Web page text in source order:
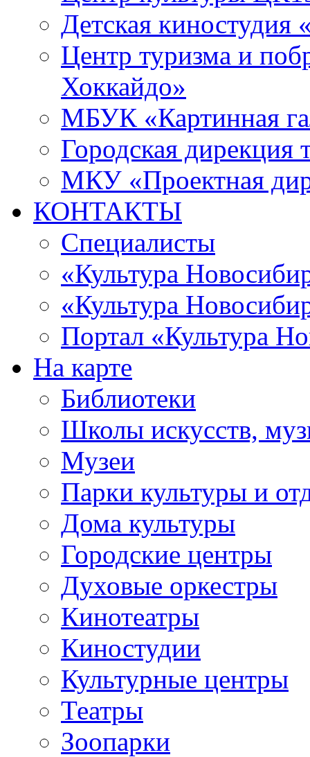
Детская киностудия
Центр туризма и
Хоккайдо»
МБУК «Картинная
Городская дирекция
МКУ «Проектная
КОНТАКТЫ
Специалисты
«Культура
«Культура
Портал «Культура
На карте
Библиотеки
Школы искусств,
Музеи
Парки культуры и
Дома культуры
Городские центры
Духовые оркестры
Кинотеатры
Киностудии
Культурные центры
Театры
Зоопарки